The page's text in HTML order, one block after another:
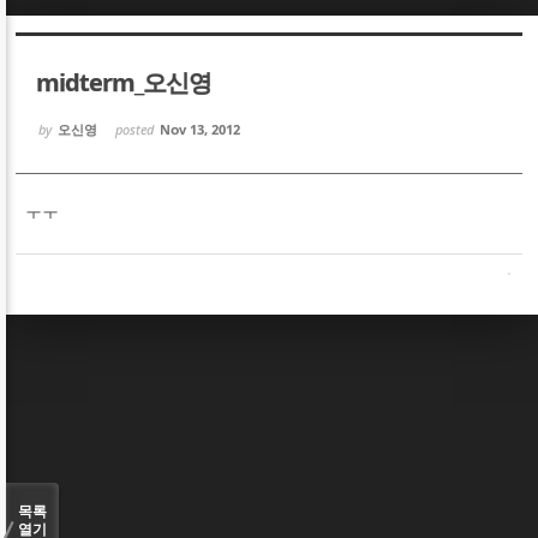
midterm_오신영
by 오신영 posted Nov 13, 2012
ㅜㅜ
목록
열기
Sketchbook5, 스케치북5
Sketchbook5, 스케치북5
Sketchbook5, 스케치북5
Sketchbook5, 스케치북5